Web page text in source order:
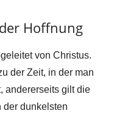
Hoffnung
von Christus.
der Zeit, in der man
andererseits gilt die
der dunkelsten